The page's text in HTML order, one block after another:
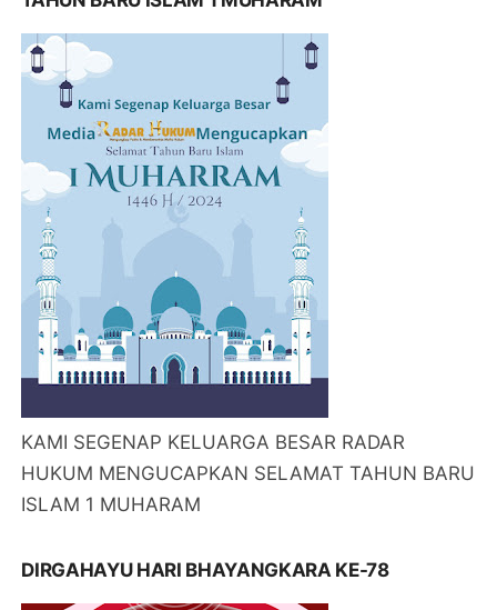
KAMI SEGENAP KELUARGA BESAR RADAR
HUKUM MENGUCAPKAN SELAMAT TAHUN BARU
ISLAM 1 MUHARAM
DIRGAHAYU HARI BHAYANGKARA KE-78